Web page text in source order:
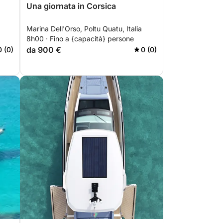
(0)
Una giornata in Corsica
Marina Dell'Orso, Poltu Quatu, Italia
8h00 · Fino a {capacità} persone
da 900 € 0 (0)